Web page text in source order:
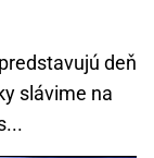
deň
slávime na